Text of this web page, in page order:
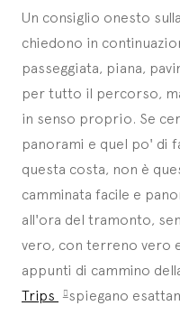
Un consiglio onesto
chiedono in
passeggiata, piana,
per tutto il percorso,
in senso proprio. Se
panorami e quel po' di
questa costa, non è
camminata facile e
all'ora del tramonto,
vero, con terreno vero
appunti di cammino
Trips
spiegano